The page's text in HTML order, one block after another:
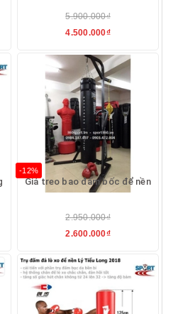
5.900.000₫
4.500.000₫
-12%
Giá treo bao đấm bốc để nền
2.950.000₫
2.600.000₫